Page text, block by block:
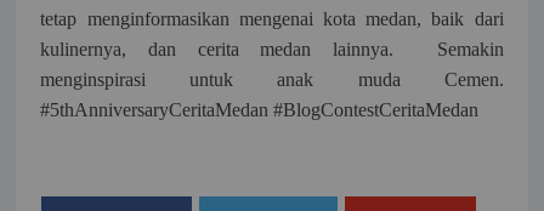
tetap menginformasikan mengenai kota medan, baik dari
kulinernya, dan cerita medan lainnya. Semakin
menginspirasi untuk anak muda Cemen.
#5thAnniversaryCeritaMedan #BlogContestCeritaMedan